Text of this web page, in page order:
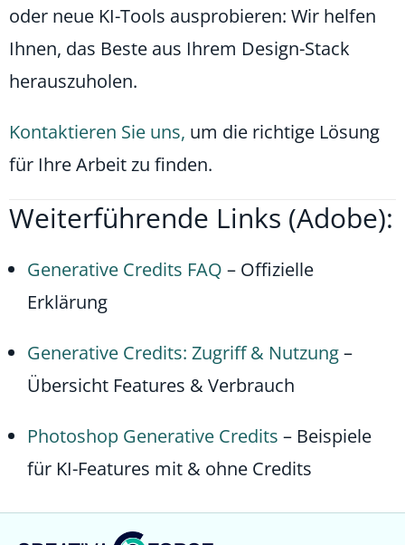
oder neue KI-Tools ausprobieren: Wir helfen
Ihnen, das Beste aus Ihrem Design-Stack
herauszuholen.
Kontaktieren Sie uns, um die richtige Lösung
für Ihre Arbeit zu finden.
Weiterführende Links (Adobe):
Generative Credits FAQ – Offizielle
Erklärung
Generative Credits: Zugriff & Nutzung–
Übersicht Features & Verbrauch
Photoshop Generative Credits – Beispiele
für KI-Features mit & ohne Credits